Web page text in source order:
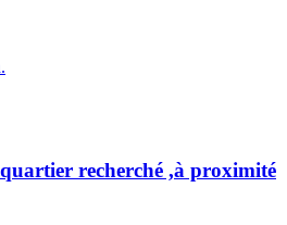
recherché ,à proximité